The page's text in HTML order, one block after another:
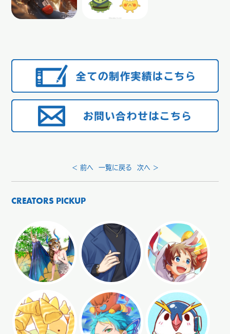
< 前へ 一覧に戻る 次へ >
CREATORS PICKUP